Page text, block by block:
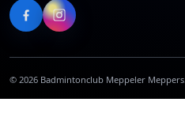
© 2026 Badmintonclub Meppeler Meppers.